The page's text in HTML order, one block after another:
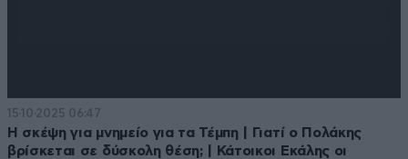
15·10·2025 06:47
Η σκέψη για μνημείο για τα Τέμπη | Γιατί ο Πολάκης
βρίσκεται σε δύσκολη θέση; | Κάτοικοι Εκάλης οι